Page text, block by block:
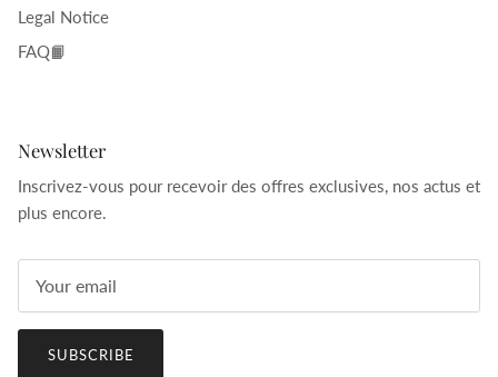
Legal Notice
FAQ📙
Newsletter
Inscrivez-vous pour recevoir des offres exclusives, nos actus et
plus encore.
SUBSCRIBE